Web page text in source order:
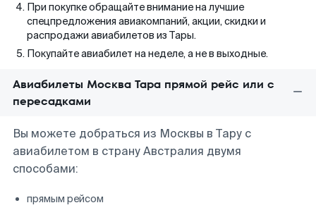
При покупке обращайте внимание на лучшие
спецпредложения авиакомпаний, акции, скидки и
распродажи авиабилетов из Тары.
Покупайте авиабилет на неделе, а не в выходные.
Авиабилеты Москва Тара прямой рейс или с
пересадками
Вы можете добраться из Москвы в Тару с
авиабилетом в страну Австралия двумя
способами:
прямым рейсом